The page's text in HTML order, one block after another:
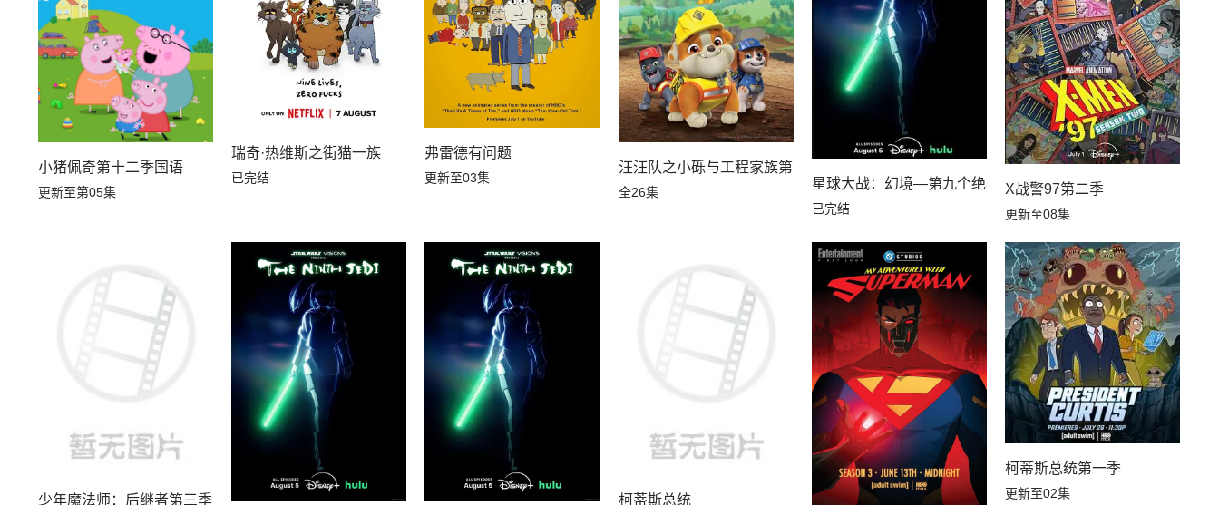
小猪佩奇第十二季国语
更新至第05集
瑞奇·热维斯之街猫一族
已完结
弗雷德有问题
更新至03集
汪汪队之小砾与工程家族第三季国语
全26集
星球大战：幻境—第九个绝地武士
已完结
X战警97第二季
更新至08集
少年魔法师：后继者第三季 柯蒂斯总统
柯蒂斯总统第一季
更新至02集